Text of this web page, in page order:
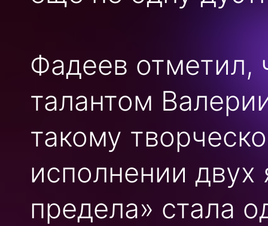
Фадеев отметил,
талантом
такому
исполнении двух
предела» стала